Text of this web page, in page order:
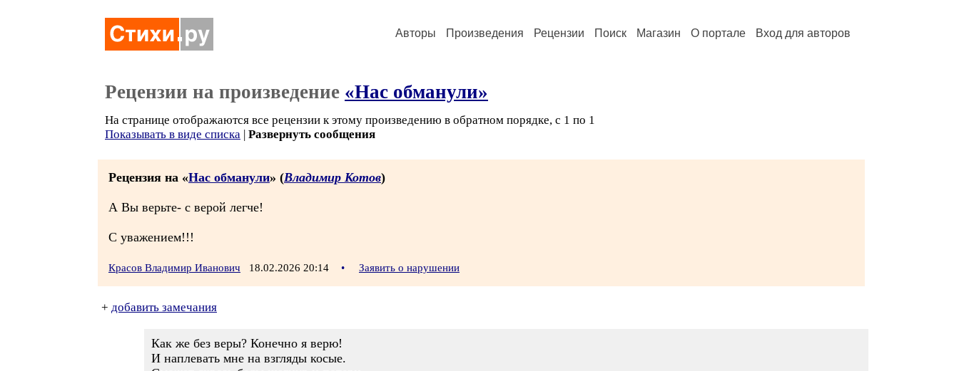
Авторы Произведения Рецензии Поиск Магазин О портале Вход для авторов
Рецензии на произведение «Нас обманули»
На странице отображаются все рецензии к этому произведению в обратном порядке, с 1 по 1
Показывать в виде списка | Развернуть сообщения
Рецензия на «Нас обманули» (Владимир Котов)
А Вы верьте- с верой легче!
С уважением!!!
Красов Владимир Иванович 18.02.2026 20:14 • Заявить о нарушении
+ добавить замечания
Как же без веры? Конечно я верю!
И наплевать мне на взгляды косые.